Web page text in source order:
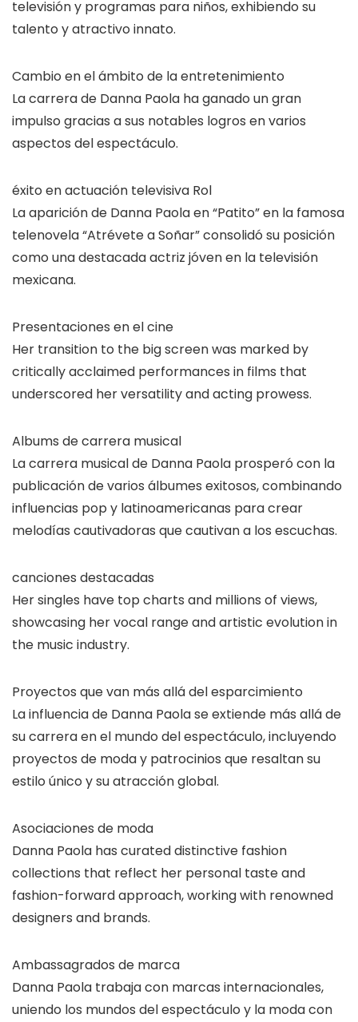
televisión y programas para niños, exhibiendo su
talento y atractivo innato.
Cambio en el ámbito de la entretenimiento
La carrera de Danna Paola ha ganado un gran
impulso gracias a sus notables logros en varios
aspectos del espectáculo.
éxito en actuación televisiva Rol
La aparición de Danna Paola en “Patito” en la famosa
telenovela “Atrévete a Soñar” consolidó su posición
como una destacada actriz jóven en la televisión
mexicana.
Presentaciones en el cine
Her transition to the big screen was marked by
critically acclaimed performances in films that
underscored her versatility and acting prowess.
Albums de carrera musical
La carrera musical de Danna Paola prosperó con la
publicación de varios álbumes exitosos, combinando
influencias pop y latinoamericanas para crear
melodías cautivadoras que cautivan a los escuchas.
canciones destacadas
Her singles have top charts and millions of views,
showcasing her vocal range and artistic evolution in
the music industry.
Proyectos que van más allá del esparcimiento
La influencia de Danna Paola se extiende más allá de
su carrera en el mundo del espectáculo, incluyendo
proyectos de moda y patrocinios que resaltan su
estilo único y su atracción global.
Asociaciones de moda
Danna Paola has curated distinctive fashion
collections that reflect her personal taste and
fashion-forward approach, working with renowned
designers and brands.
Ambassagrados de marca
Danna Paola trabaja con marcas internacionales,
uniendo los mundos del espectáculo y la moda con